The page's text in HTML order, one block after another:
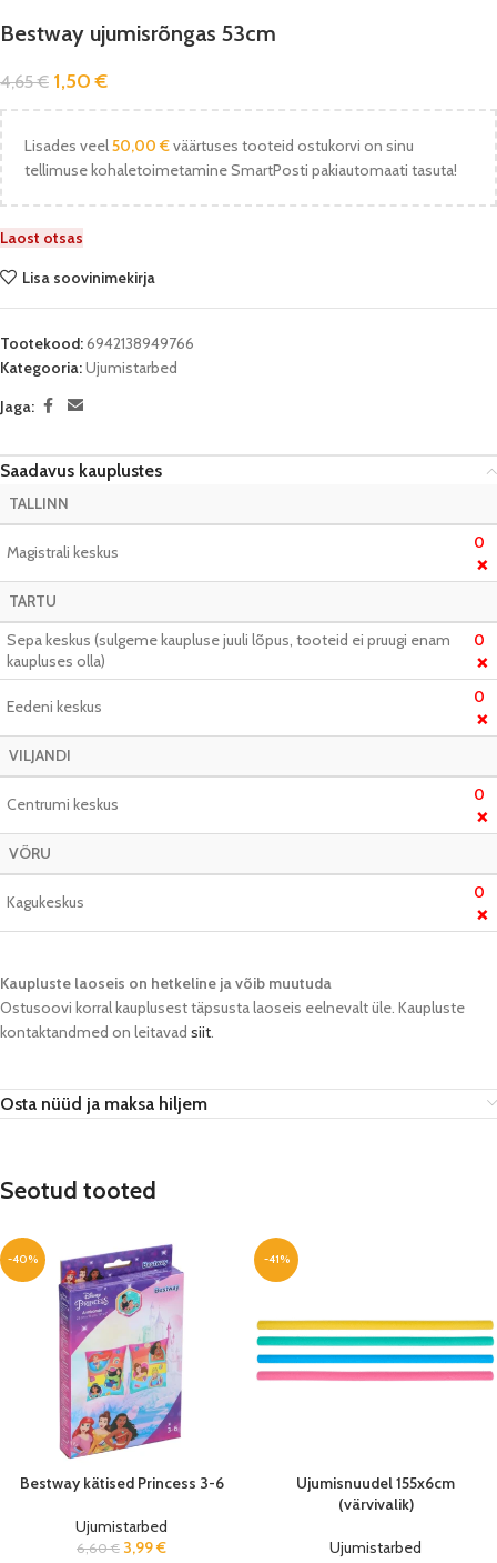
Bestway ujumisrõngas 53cm
4,65€ 1,50€
Lisades veel50,00 €väärtuses tooteid ostukorvi on sinu
tellimuse kohaletoimetamine SmartPosti pakiautomaati tasuta!
Laost otsas
Lisa soovinimekirja
Tootekood:6942138949766
Kategooria:Ujumistarbed
Jaga:
Saadavus kauplustes
TALLINN
Magistrali keskus 0
❌
TARTU
Sepa keskus (sulgeme kaupluse juuli lõpus, tooteid ei pruugi enam
kaupluses olla)
0
❌
Eedeni keskus 0
❌
VILJANDI
Centrumi keskus 0
❌
VÕRU
Kagukeskus 0
❌
Kaupluste laoseis on hetkeline ja võib muutuda​
Ostusoovi korral kauplusest täpsusta laoseis eelnevalt üle. Kaupluste
kontaktandmed on leitavad siit.
Osta nüüd ja maksa hiljem
Seotud tooted
-40%
Bestway kätised Princess 3-6
Ujumistarbed
6,60€ 3,99€
-41%
Ujumisnuudel 155x6cm
(värvivalik)
Ujumistarbed